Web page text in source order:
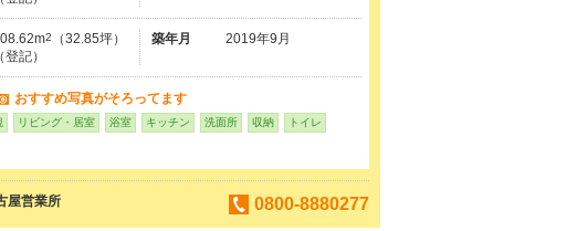
2
（32.85坪）
（登記）
築年月 2019年9月
おすすめ写真がそろってます
リビング・居室 浴室 キッチン 洗面所 収納 トイレ
屋営業所 0800-8880277